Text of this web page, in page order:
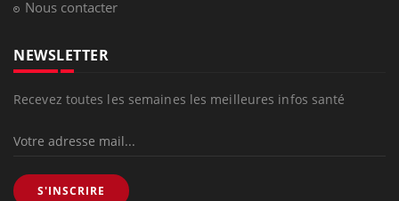
Nous contacter
NEWSLETTER
Recevez toutes les semaines les meilleures infos santé
S'INSCRIRE